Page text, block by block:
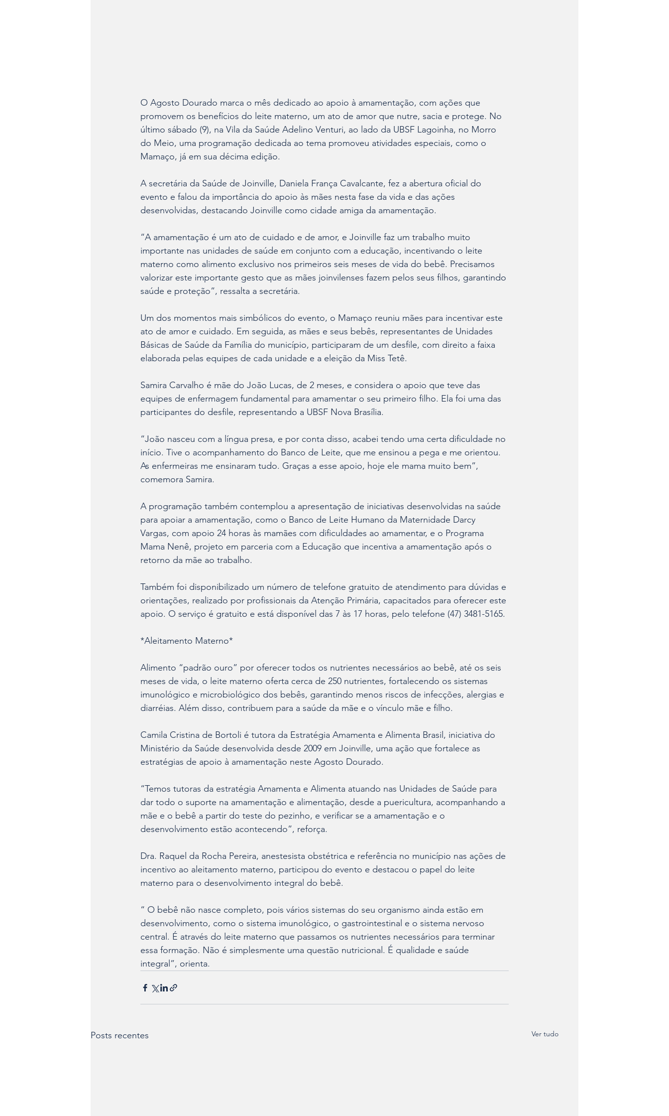
O Agosto Dourado marca o mês dedicado ao apoio à amamentação, com ações que
promovem os benefícios do leite materno, um ato de amor que nutre, sacia e protege. No
último sábado (9), na Vila da Saúde Adelino Venturi, ao lado da UBSF Lagoinha, no Morro
do Meio, uma programação dedicada ao tema promoveu atividades especiais, como o
Mamaço, já em sua décima edição.
A secretária da Saúde de Joinville, Daniela França Cavalcante, fez a abertura oficial do
evento e falou da importância do apoio às mães nesta fase da vida e das ações
desenvolvidas, destacando Joinville como cidade amiga da amamentação.
“A amamentação é um ato de cuidado e de amor, e Joinville faz um trabalho muito
importante nas unidades de saúde em conjunto com a educação, incentivando o leite
materno como alimento exclusivo nos primeiros seis meses de vida do bebê. Precisamos
valorizar este importante gesto que as mães joinvilenses fazem pelos seus filhos, garantindo
saúde e proteção”, ressalta a secretária.
Um dos momentos mais simbólicos do evento, o Mamaço reuniu mães para incentivar este
ato de amor e cuidado. Em seguida, as mães e seus bebês, representantes de Unidades
Básicas de Saúde da Família do município, participaram de um desfile, com direito a faixa
elaborada pelas equipes de cada unidade e a eleição da Miss Tetê.
Samira Carvalho é mãe do João Lucas, de 2 meses, e considera o apoio que teve das
equipes de enfermagem fundamental para amamentar o seu primeiro filho. Ela foi uma das
participantes do desfile, representando a UBSF Nova Brasília.
“João nasceu com a língua presa, e por conta disso, acabei tendo uma certa dificuldade no
início. Tive o acompanhamento do Banco de Leite, que me ensinou a pega e me orientou.
As enfermeiras me ensinaram tudo. Graças a esse apoio, hoje ele mama muito bem”,
comemora Samira.
A programação também contemplou a apresentação de iniciativas desenvolvidas na saúde
para apoiar a amamentação, como o Banco de Leite Humano da Maternidade Darcy
Vargas, com apoio 24 horas às mamães com dificuldades ao amamentar, e o Programa
Mama Nenê, projeto em parceria com a Educação que incentiva a amamentação após o
retorno da mãe ao trabalho.
Também foi disponibilizado um número de telefone gratuito de atendimento para dúvidas e
orientações, realizado por profissionais da Atenção Primária, capacitados para oferecer este
apoio. O serviço é gratuito e está disponível das 7 às 17 horas, pelo telefone (47) 3481-5165.
*Aleitamento Materno*
Alimento “padrão ouro” por oferecer todos os nutrientes necessários ao bebê, até os seis
meses de vida, o leite materno oferta cerca de 250 nutrientes, fortalecendo os sistemas
imunológico e microbiológico dos bebês, garantindo menos riscos de infecções, alergias e
diarréias. Além disso, contribuem para a saúde da mãe e o vínculo mãe e filho.
Camila Cristina de Bortoli é tutora da Estratégia Amamenta e Alimenta Brasil, iniciativa do
Ministério da Saúde desenvolvida desde 2009 em Joinville, uma ação que fortalece as
estratégias de apoio à amamentação neste Agosto Dourado.
“Temos tutoras da estratégia Amamenta e Alimenta atuando nas Unidades de Saúde para
dar todo o suporte na amamentação e alimentação, desde a puericultura, acompanhando a
mãe e o bebê a partir do teste do pezinho, e verificar se a amamentação e o
desenvolvimento estão acontecendo”, reforça.
Dra. Raquel da Rocha Pereira, anestesista obstétrica e referência no município nas ações de
incentivo ao aleitamento materno, participou do evento e destacou o papel do leite
materno para o desenvolvimento integral do bebê.
“ O bebê não nasce completo, pois vários sistemas do seu organismo ainda estão em
desenvolvimento, como o sistema imunológico, o gastrointestinal e o sistema nervoso
central. É através do leite materno que passamos os nutrientes necessários para terminar
essa formação. Não é simplesmente uma questão nutricional. É qualidade e saúde
integral”, orienta.
Posts recentes Ver tudo